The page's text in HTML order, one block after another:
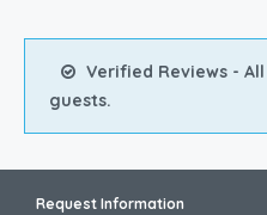
Verified Reviews -
guests.
Request Information